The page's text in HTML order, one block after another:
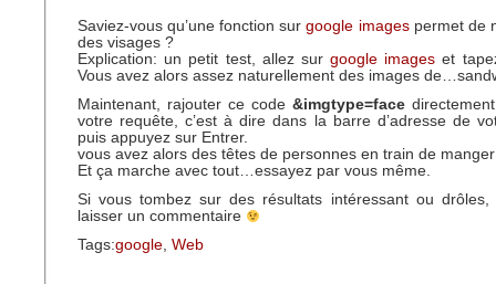
Saviez-vous qu’une fonction surgoogle imagespermet de
des visages ?
Explication: un petit test, allez sur google images et
Vous avez alors assez naturellement des images
Maintenant, rajouter ce code &imgtype=face
votre requête, c’est à dire dans la barre d’adresse de
puis appuyez sur Entrer.
vous avez alors des têtes de personnes en train de
Et ça marche avec tout…essayez par vous même.
Si vous tombez sur des résultats intéressant ou drôles,
laisser un commentaire
Tags:google Web